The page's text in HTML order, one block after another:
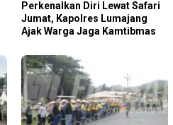
Perkenalkan Diri Lewat Safari
Jumat, Kapolres Lumajang
Ajak Warga Jaga Kamtibmas